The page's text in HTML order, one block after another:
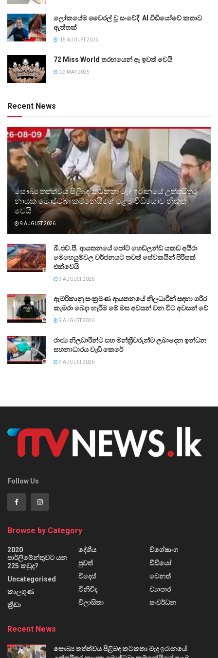
ලෝකයේම වෛරල් වූ සංවේදී AI වීඩියෝවේ කතාව
ඇත්තක්
15 AUGUST 2025
72 Miss World තරඟයෙන් ඈ ඉවත් වෙයි
22 MAY 2025
Recent News
සෞඛ්‍ය තත්ත්වය පිළිබඳ කටකතා මැද ඉරානයේ උත්තරීතර
නායක මොජ්ටබා කම්නේයිගේ පළමු වීඩියෝව නිකුත්
වෙයි
9 AUGUST 2026
බී.එච්.පී. ආයතනයේ පෝට් හෙඩ්ලන්ඩ් යකඩ අයිරා
මෙහෙයුම්වල වර්ජනයට තවත් සේවකයින් පිරිසක්
එක්වෙයි
9 AUGUST 2026
ඇමරිකානු සංක්‍රමණ ආයතනයේ නිලධාරීන් සඳහා ශරීර
කැමරා බෙදා හැරීම මේ මස අවසන් වන විට අවසන් වේ
9 AUGUST 2026
රාජ්‍ය නිලධාරීන්ට සහ මන්ත්‍රීවරුන්ට ලබාදෙන ඉන්ධන
සහනාධාරය වැඩි කෙරේ
9 AUGUST 2026
Follow Us
Browse by Category
2020
පාර්ලිමේන්තුවට යන
225 කවුද?
Uncategorised
කාලගුණ
ක්‍රීඩා
දේශීය
පුවත්
විදෙස්
විනිවිද
විලාසිතා
විශේෂාංග
වීඩියෝ
වෙනත්
ව්‍යාපාර
සංවර්ධන
Recent News
සෞඛ්‍ය තත්ත්වය පිළිබඳ කටකතා මැද ඉරානයේ